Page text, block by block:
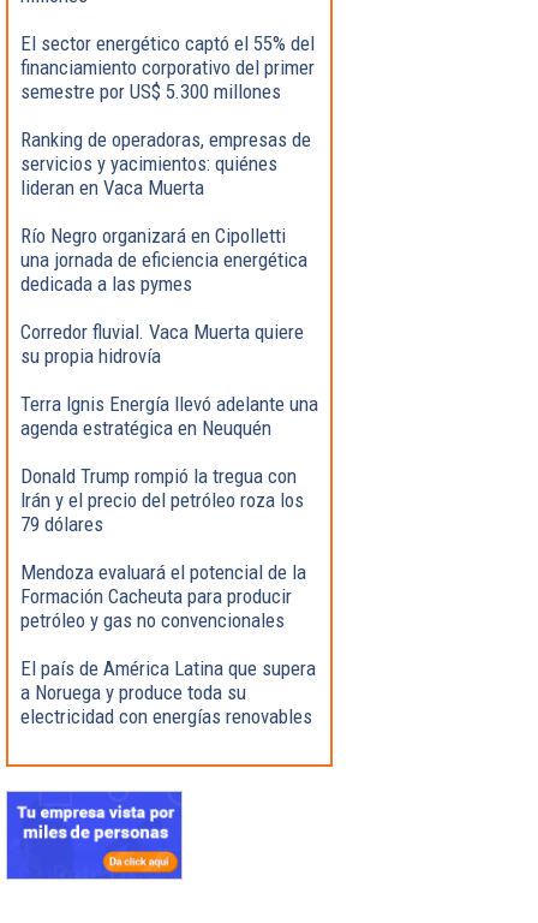
El sector energético captó el 55% del
financiamiento corporativo del primer
semestre por US$ 5.300 millones
Ranking de operadoras, empresas de
servicios y yacimientos: quiénes
lideran en Vaca Muerta
Río Negro organizará en Cipolletti
una jornada de eficiencia energética
dedicada a las pymes
Corredor fluvial. Vaca Muerta quiere
su propia hidrovía
Terra Ignis Energía llevó adelante una
agenda estratégica en Neuquén
Donald Trump rompió la tregua con
Irán y el precio del petróleo roza los
79 dólares
Mendoza evaluará el potencial de la
Formación Cacheuta para producir
petróleo y gas no convencionales
El país de América Latina que supera
a Noruega y produce toda su
electricidad con energías renovables